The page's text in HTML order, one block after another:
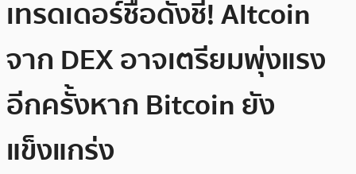
เทรดเดอร์ชื่อดังชี้! Altcoin
จาก DEX อาจเตรียมพุ่งแรง
อีกครั้งหาก Bitcoin ยัง
แข็งแกร่ง